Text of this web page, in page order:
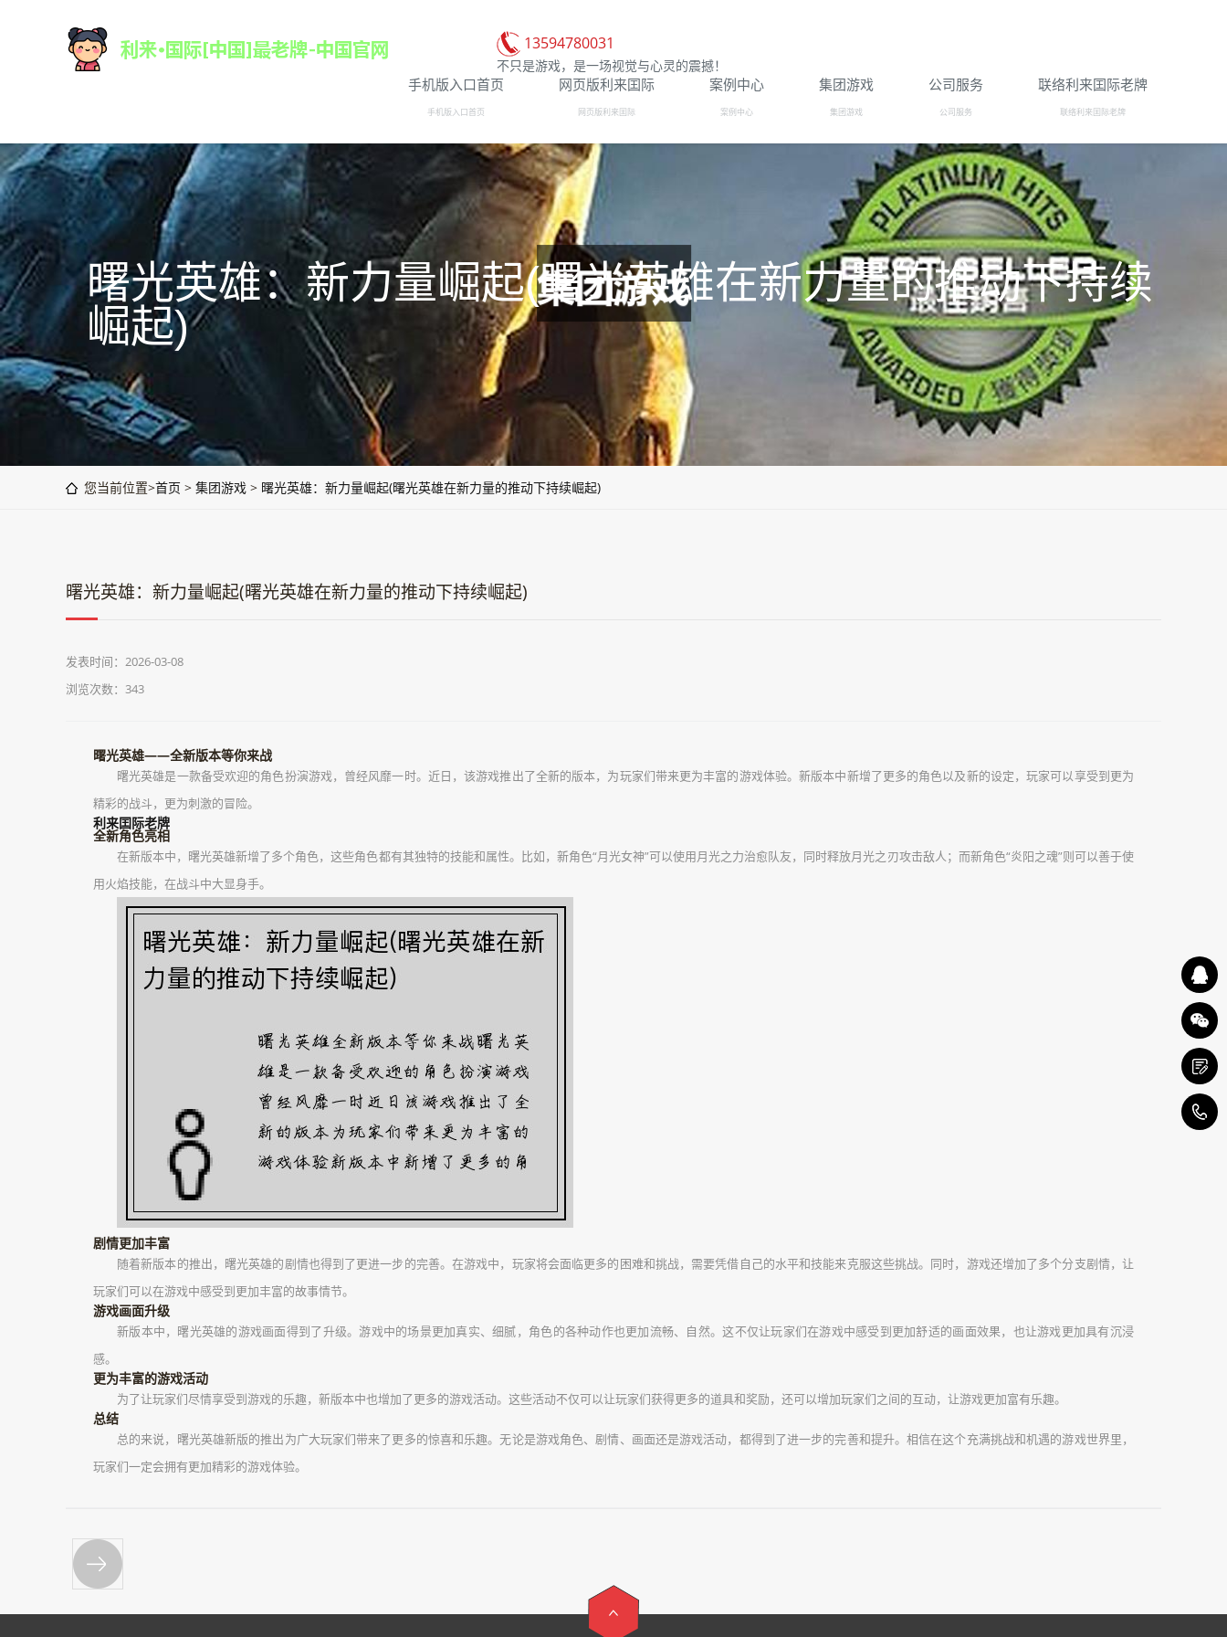
13594780031
不只是游戏，是一场视觉与心灵的震撼！
手机版入口首页
手机版入口首页
网页版利来囯际
网页版利来囯际
案例中心
案例中心
集团游戏
集团游戏
公司服务
公司服务
联络利来囯际老牌
联络利来囯际老牌
曙光英雄：新力量崛起(曙光英雄在新力量的推动下持续
崛起)
您当前位置>首页 > 集团游戏 > 曙光英雄：新力量崛起(曙光英雄在新力量的推动下持续崛起)
曙光英雄：新力量崛起(曙光英雄在新力量的推动下持续崛起)
发表时间：2026-03-08
浏览次数：343
曙光英雄——全新版本等你来战
曙光英雄是一款备受欢迎的角色扮演游戏，曾经风靡一时。近日，该游戏推出了全新的版本，为玩家们带来更为丰富的游戏体验。新版本中新增了更多的角色以及新的设定，玩家可以享受到更为
精彩的战斗，更为刺激的冒险。
利来囯际老牌
全新角色亮相
在新版本中，曙光英雄新增了多个角色，这些角色都有其独特的技能和属性。比如，新角色“月光女神”可以使用月光之力治愈队友，同时释放月光之刃攻击敌人；而新角色“炎阳之魂”则可以善于使
用火焰技能，在战斗中大显身手。
剧情更加丰富
随着新版本的推出，曙光英雄的剧情也得到了更进一步的完善。在游戏中，玩家将会面临更多的困难和挑战，需要凭借自己的水平和技能来克服这些挑战。同时，游戏还增加了多个分支剧情，让
玩家们可以在游戏中感受到更加丰富的故事情节。
游戏画面升级
新版本中，曙光英雄的游戏画面得到了升级。游戏中的场景更加真实、细腻，角色的各种动作也更加流畅、自然。这不仅让玩家们在游戏中感受到更加舒适的画面效果，也让游戏更加具有沉浸
感。
更为丰富的游戏活动
为了让玩家们尽情享受到游戏的乐趣，新版本中也增加了更多的游戏活动。这些活动不仅可以让玩家们获得更多的道具和奖励，还可以增加玩家们之间的互动，让游戏更加富有乐趣。
总结
总的来说，曙光英雄新版的推出为广大玩家们带来了更多的惊喜和乐趣。无论是游戏角色、剧情、画面还是游戏活动，都得到了进一步的完善和提升。相信在这个充满挑战和机遇的游戏世界里，
玩家们一定会拥有更加精彩的游戏体验。